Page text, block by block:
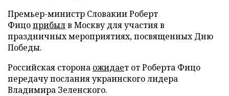
Премьер-министр Словакии Роберт
Фицоприбылв Москву для участия в
праздничных мероприятиях, посвященных Дню
Победы.
Российская сторона ожидает от Роберта Фицо
передачу послания украинского лидера
Владимира Зеленского.